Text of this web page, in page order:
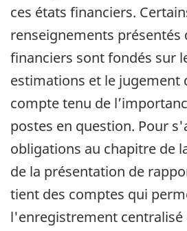
ces états financiers.
renseignements présentés
financiers sont fondés sur
estimations et le jugement
compte tenu de
postes en question. Pour
obligations au chapitre de
de la présentation de
tient des comptes qui
l'enregistrement centralisé